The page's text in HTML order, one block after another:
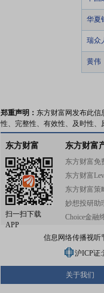
华夏
瑞众
黄伟
郑重声明： 东方财富网发布此
性、完整性、有效性、及时性、
东方财富
扫一扫下载
APP
东方财富
东方财富免
东方财富
东方财富策
妙想投研助
Choice金融
信息网络传播视听
沪ICP证:
关于我们